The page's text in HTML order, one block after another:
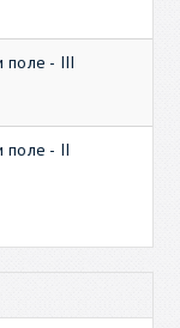
поле - III
поле - II